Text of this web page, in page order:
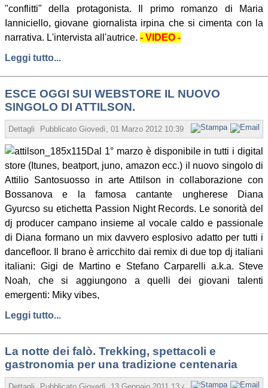
"conflitti" della protagonista. Il primo romanzo di Maria
Ianniciello, giovane giornalista irpina che si cimenta con la
narrativa. L'intervista all'autrice. - VIDEO -
Leggi tutto...
ESCE OGGI SUI WEBSTORE IL NUOVO
SINGOLO DI ATTILSON.
Dettagli Pubblicato Giovedì, 01 Marzo 2012 10:39 Scritto da Redazione
Dal 1° marzo è disponibile in tutti i digital
store (Itunes, beatport, juno, amazon ecc.) il nuovo singolo di
Attilio Santosuosso in arte Attilson in collaborazione con
Bossanova e la famosa cantante ungherese Diana
Gyurcso su etichetta Passion Night Records. Le sonorità del
dj producer campano insieme al vocale caldo e passionale
di Diana formano un mix davvero esplosivo adatto per tutti i
dancefloor. Il brano è arricchito dai remix di due top dj italiani
italiani: Gigi de Martino e Stefano Carparelli a.k.a. Steve
Noah, che si aggiungono a quelli dei giovani talenti
emergenti: Miky vibes,
Leggi tutto...
La notte dei falò. Trekking, spettacoli e
gastronomia per una tradizione centenaria